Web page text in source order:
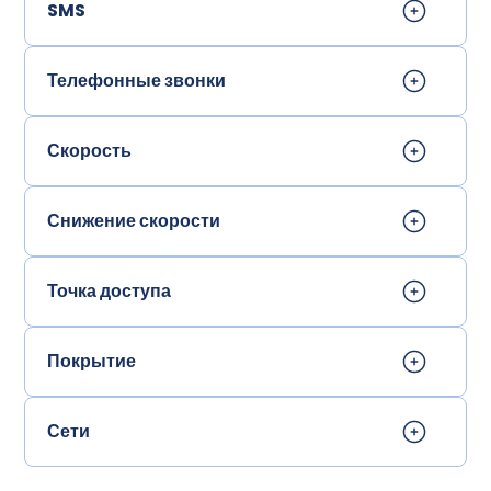
SMS
Телефонные звонки
Скорость
Снижение скорости
Точка доступа
Покрытие
Сети